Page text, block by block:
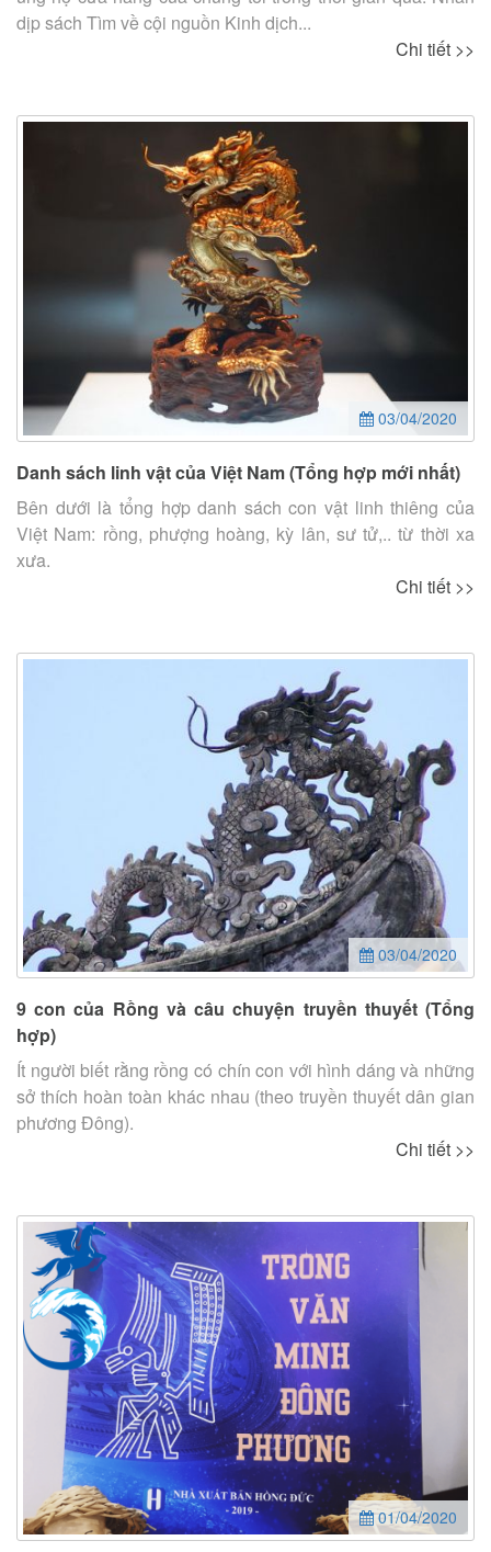
dịp sách Tìm về cội nguồn Kinh dịch...
Chi tiết >>
03/04/2020
Danh sách linh vật của Việt Nam (Tổng hợp mới nhất)
Bên dưới là tổng hợp danh sách con vật linh thiêng của
Việt Nam: rồng, phượng hoàng, kỳ lân, sư tử,.. từ thời xa
xưa.
Chi tiết >>
03/04/2020
9 con của Rồng và câu chuyện truyền thuyết (Tổng
hợp)
Ít người biết rằng rồng có chín con với hình dáng và những
sở thích hoàn toàn khác nhau (theo truyền thuyết dân gian
phương Đông).
Chi tiết >>
01/04/2020